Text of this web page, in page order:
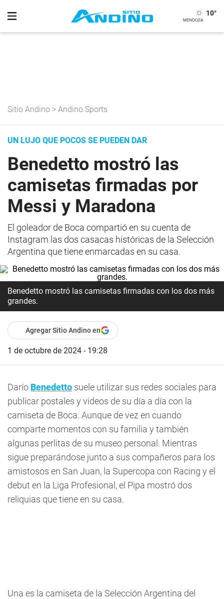
10°
Sitio Andino > Andino Sports
UN LUJO QUE POCOS SE PUEDEN DAR
Benedetto mostró las
camisetas firmadas por
Messi y Maradona
El goleador de Boca compartió en su cuenta de
Instagram las dos casacas históricas de la Selección
Argentina que tiene enmarcadas en su casa.
Benedetto mostró las camisetas firmadas con los dos más
grandes.
Agregar Sitio Andino en
1 de octubre de 2024 - 19:28
Darío Benedetto suele utilizar sus redes sociales para
publicar postales y videos de su día a día con la
camiseta de Boca. Aunque de vez en cuando
comparte momentos con su familia y también
algunas perlitas de su museo personal. Mientras
sigue preparándose junto a sus compañeros para los
amistosos en San Juan, la Supercopa con Racing y el
debut en la Liga Profesional, el Pipa mostró dos
reliquias que tiene en su casa.
Una es la camiseta de la Selección Argentina del